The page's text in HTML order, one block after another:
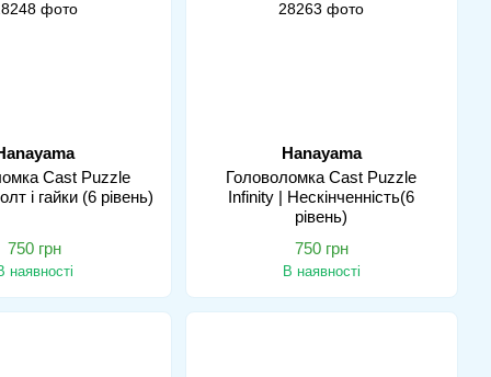
Cast Puzzle
і гайки (6 рівень)
750 грн
наявності
Hanayama
Головоломка Cast Puzzle
Infinity | Нескінченність(6
рівень)
750 грн
В наявності